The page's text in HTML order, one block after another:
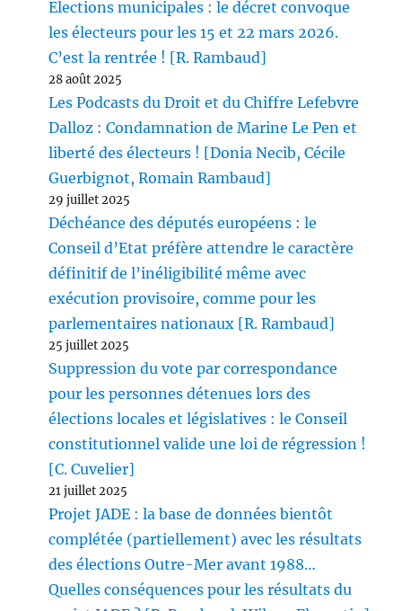
Elections municipales : le décret convoque
les électeurs pour les 15 et 22 mars 2026.
C’est la rentrée ! [R. Rambaud]
28 août 2025
Les Podcasts du Droit et du Chiffre Lefebvre
Dalloz : Condamnation de Marine Le Pen et
liberté des électeurs ! [Donia Necib, Cécile
Guerbignot, Romain Rambaud]
29 juillet 2025
Déchéance des députés européens : le
Conseil d’Etat préfère attendre le caractère
définitif de l’inéligibilité même avec
exécution provisoire, comme pour les
parlementaires nationaux [R. Rambaud]
25 juillet 2025
Suppression du vote par correspondance
pour les personnes détenues lors des
élections locales et législatives : le Conseil
constitutionnel valide une loi de régression !
[C. Cuvelier]
21 juillet 2025
Projet JADE : la base de données bientôt
complétée (partiellement) avec les résultats
des élections Outre-Mer avant 1988…
Quelles conséquences pour les résultats du